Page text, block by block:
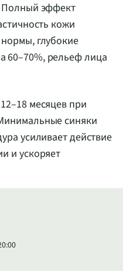
Полный эффект
кожи
глубокие
60–70%, рельеф лица
месяцев при
синяки
усиливает действие
и ускоряет